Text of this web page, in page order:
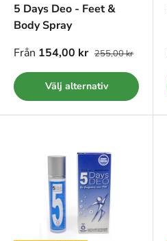
5 Days Deo - Feet &
Body Spray
Från 154,00 kr 255,00 kr
Välj alternativ